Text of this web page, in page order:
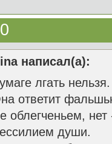
написал(а):
лгать нельзя.
ответит
облегченьем, нет
души.